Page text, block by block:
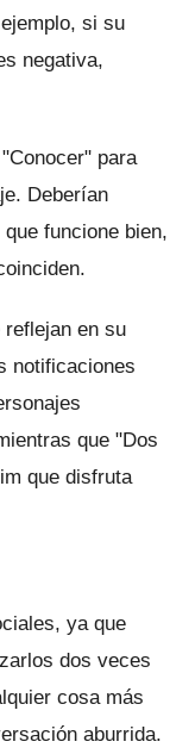
si su
negativa,
para
Deberían
funcione bien,
en su
notificaciones
que "Dos
que disfruta
ya que
dos veces
cosa más
aburrida.